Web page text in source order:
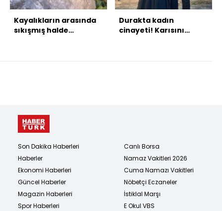
Kayalıkların arasında
sıkışmış halde
Durakta kadın
cinayeti! Karısını
Son Dakika Haberleri
Haberler
Ekonomi Haberleri
Güncel Haberler
Magazin Haberleri
Spor Haberleri
Canlı Borsa
Namaz Vakitleri 2026
Cuma Namazı Vakitleri
Nöbetçi Eczaneler
İstiklal Marşı
E Okul VBS